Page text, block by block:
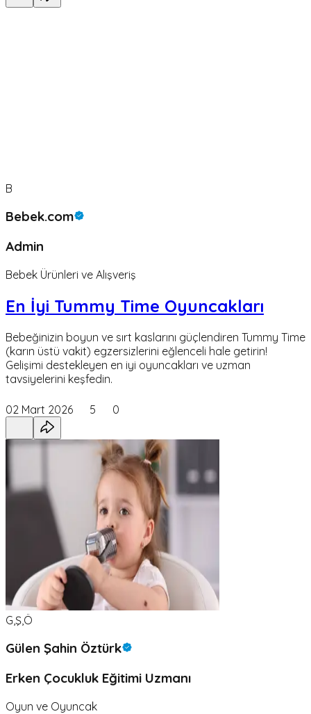
B
Bebek.com
Admin
Bebek Ürünleri ve Alışveriş
En İyi Tummy Time Oyuncakları
Bebeğinizin boyun ve sırt kaslarını güçlendiren Tummy Time
(karın üstü vakit) egzersizlerini eğlenceli hale getirin!
Gelişimi destekleyen en iyi oyuncakları ve uzman
tavsiyelerini keşfedin.
02 Mart 2026 5 0
G,Ş,Ö
Gülen Şahin Öztürk
Erken Çocukluk Eğitimi Uzmanı
Oyun ve Oyuncak